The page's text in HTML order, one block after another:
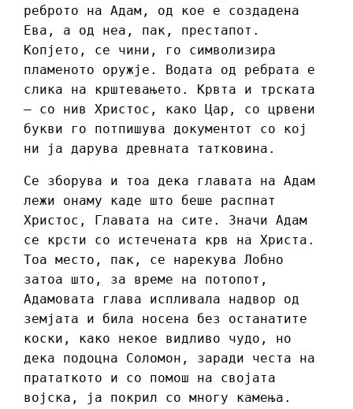
реброто на Адам, од кое е создадена
Ева, а од неа, пак, престапот.
Копјето, се чини, го символизира
пламеното оружје. Водата од ребрата е
слика на крштевањето. Крвта и трската
– со нив Христос, како Цар, со црвени
букви го потпишува документот со кој
ни ја дарува древната татковина.
Се зборува и тоа дека главата на Адам
лежи онаму каде што беше распнат
Христос, Главата на сите. Значи Адам
се крсти со истечената крв на Христа.
Тоа место, пак, се нарекува Лобно
затоа што, за време на потопот,
Адамовата глава испливала надвор од
земјата и била носена без останатите
коски, како некое видливо чудо, но
дека подоцна Соломон, заради честа на
прататкото и со помош на својата
војска, ја покрил со многу камења.